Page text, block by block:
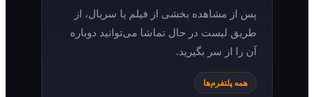
پس از مشاهده بخشی از فیلم یا سریال، از
طریق لیست در حال تماشا می‌توانید دوباره
آن را از سر بگیرید.
همه پلتفرم‌ها